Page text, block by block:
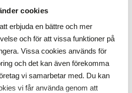
cookies
erbjuda en bättre och mer
och för att vissa funktioner på
Vissa cookies används för
och det kan även förekomma
vi samarbetar med. Du kan
vi får använda genom att
besök av två
erbjuder kostnadsfria
och blodsocker.